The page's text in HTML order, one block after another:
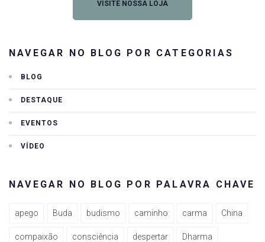
VISITE NOSSA LOJA
NAVEGAR NO BLOG POR CATEGORIAS
BLOG
DESTAQUE
EVENTOS
VÍDEO
NAVEGAR NO BLOG POR PALAVRA CHAVE
apego Buda budismo caminho carma China
compaixão consciência despertar Dharma